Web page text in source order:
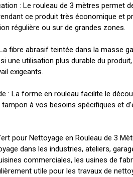
: Le rouleau de 3 mètres permet
ce produit très économique et
régulière ou sur de grandes zones.
fibre abrasif teintée dans la masse
une utilisation plus durable du
exigeants.
: La forme en rouleau facilite le
à vos besoins spécifiques et
pour Nettoyage en Rouleau de 3
dans les industries, ateliers,
commerciales, les usines de
utile pour les travaux de